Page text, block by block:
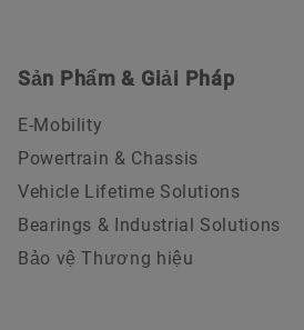
Sản Phẩm & Giải Pháp
E-Mobility
Powertrain & Chassis
Vehicle Lifetime Solutions
Bearings & Industrial Solutions
Bảo vệ Thương hiệu